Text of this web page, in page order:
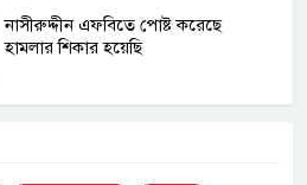
নাসীরুদ্দীন এফবিতে পোষ্ট করেছে
হামলার শিকার হয়েছি